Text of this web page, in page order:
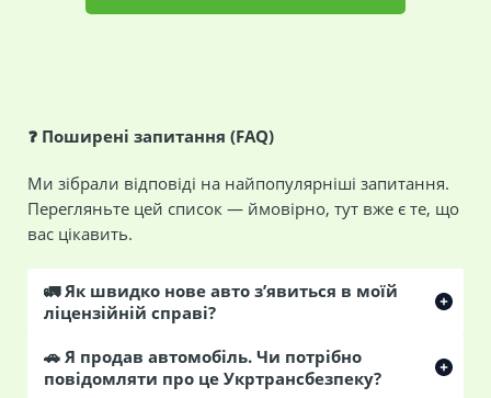
❓ Поширені запитання (FAQ)
Ми зібрали відповіді на найпопулярніші запитання.
Перегляньте цей список — ймовірно, тут вже є те, що
вас цікавить.
🚛 Як швидко нове авто з’явиться в моїй
ліцензійній справі?
🚗 Я продав автомобіль. Чи потрібно
повідомляти про це Укртрансбезпеку?